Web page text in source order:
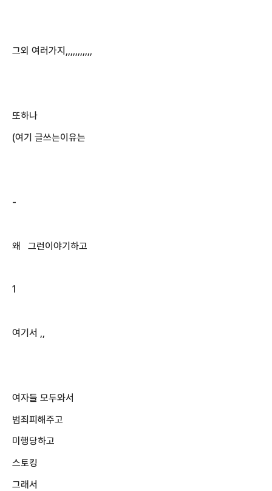
그외 여러가지,,,,,,,,,,,
또하나
(여기 글쓰는이유는
-
왜 그런이야기하고
1
여기서 ,,
여자들 모두와서
범죄피해주고
미행당하고
스토킹
그래서